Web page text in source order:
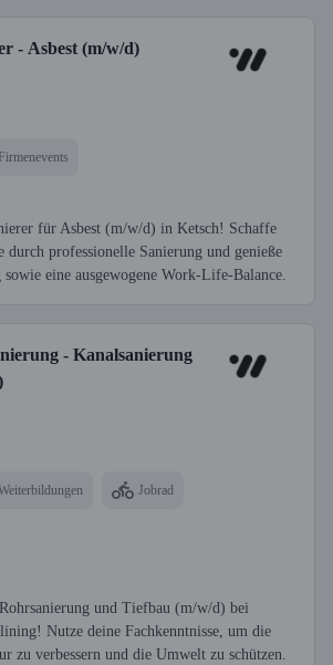
- Asbest (m/w/d)
Firmenevents
für Asbest (m/w/d) in Ketsch! Schaffe
durch professionelle Sanierung und genieße
eine ausgewogene Work-Life-Balance.
- Kanalsanierung
Jobrad
und Tiefbau (m/w/d) bei
Nutze deine Fachkenntnisse, um die
zu verbessern und die Umwelt zu schützen.